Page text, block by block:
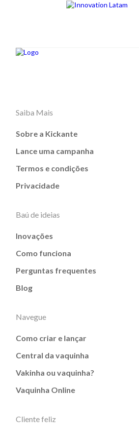
Saiba Mais
Sobre a Kickante
Lance uma campanha
Termos e condições
Privacidade
Baú de ideias
Inovações
Como funciona
Perguntas frequentes
Blog
Navegue
Como criar e lançar
Central da vaquinha
Vakinha ou vaquinha?
Vaquinha Online
Cliente feliz